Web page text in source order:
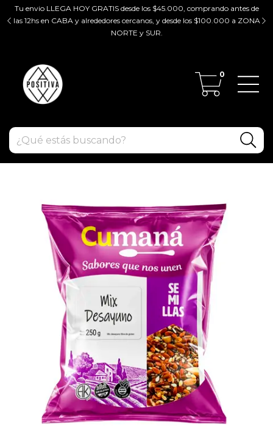
Tu envio LLEGA HOY GRATIS desde los $45.000, comprando antes de
las 12hs en CABA y alrededores cercanos, y desde los $100.000 a ZONA
NORTE y SUR.
0